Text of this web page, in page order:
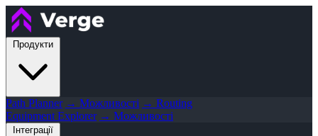
Продукти
Path Planner → Можливості → Routing
Equipment Explorer → Можливості
Інтеграції